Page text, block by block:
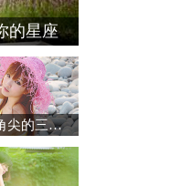
的星座
爱钻牛角尖的三个星座女